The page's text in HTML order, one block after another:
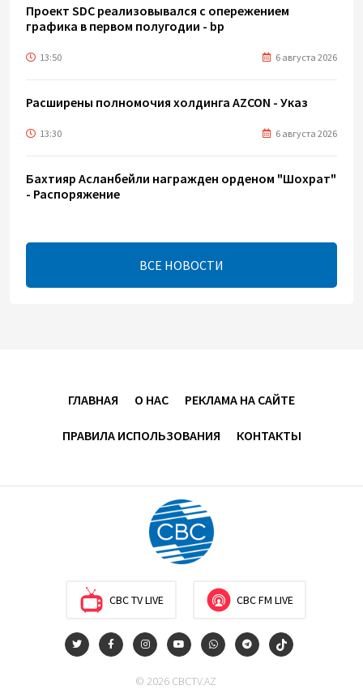
Проект SDC реализовывался с опережением
графика в первом полугодии - bp
13:50 6 августа 2026
Расширены полномочия холдинга AZCON - Указ
13:30 6 августа 2026
Бахтияр Асланбейли награжден орденом "Шохрат"
- Распоряжение
bp о ходе строительства солнечной
электростанции "Шафаг"
6 августа 2026
Цены на азербайджанскую нефть изменились
Как Азербайджан и Казахстан превращают Каспий
в цифровой узел Евразии
ВСЕ НОВОСТИ
ГЛАВНАЯ О НАС РЕКЛАМА НА САЙТЕ
ПРАВИЛА ИСПОЛЬЗОВАНИЯ КОНТАКТЫ
CBC TV LIVE CBC FM LIVE
© 2026 CBCTV.AZ